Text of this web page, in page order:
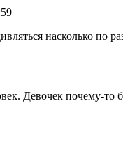
насколько по
Девочек почему-